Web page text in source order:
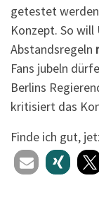
getestet
Konzept. So
Abstandsregeln
Fans jubeln
Berlins
kritisiert das
Finde ich gut,